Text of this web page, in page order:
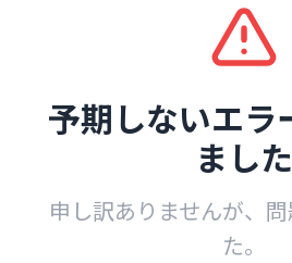
予期しないエラ
ました
申し訳ありませんが、
た。